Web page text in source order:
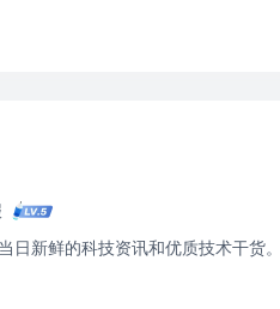
日新鲜的科技资讯和优质技术干货。